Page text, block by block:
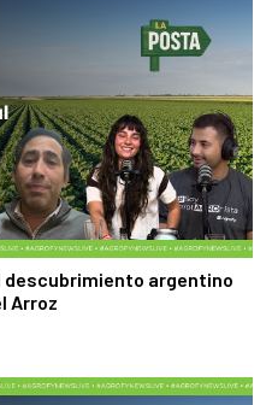
descubrimiento argentino
Arroz